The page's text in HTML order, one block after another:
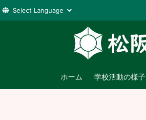
へ
ホーム 学校活動の様子
2026年度